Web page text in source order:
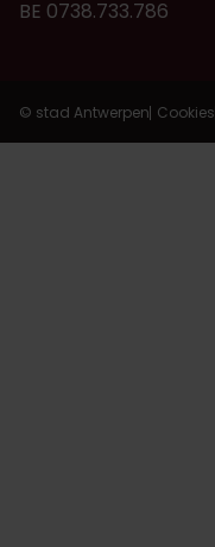
BE 0738.733.786
© stad Antwerpen Cookies